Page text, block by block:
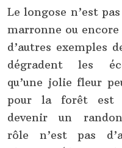
Le longose n’est
marronne ou
d’autres exemples
dégradent les
qu’une jolie fleur
pour la forêt est
devenir un
rôle n’est pas